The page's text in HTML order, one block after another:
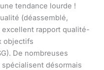
tendance lourde !
(déassemblé,
rapport qualité-
objectifs
De nombreuses
désormais